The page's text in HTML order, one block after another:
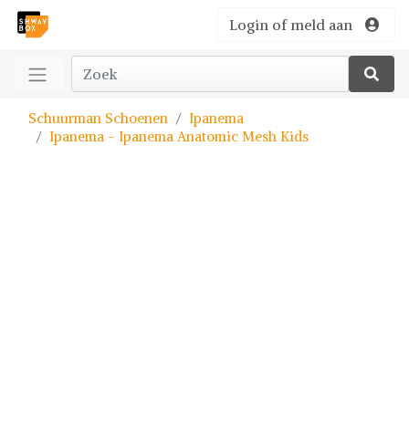
Login of meld aan
Schuurman Schoenen
Ipanema
Ipanema - Ipanema Anatomic Mesh Kids